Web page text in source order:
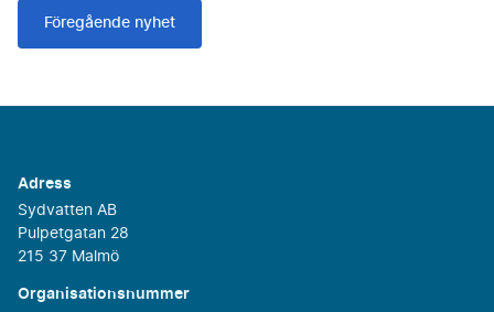
Föregående nyhet
Adress
Sydvatten AB
Pulpetgatan 28
215 37 Malmö
Organisationsnummer